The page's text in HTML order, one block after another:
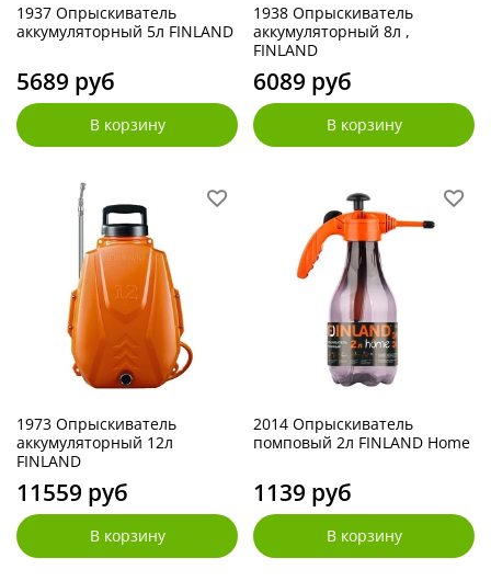
1937 Опрыскиватель
аккумуляторный 5л FINLAND
5689 руб
В корзину
1938 Опрыскиватель
аккумуляторный 8л ,
FINLAND
6089 руб
В корзину
1973 Опрыскиватель
аккумуляторный 12л
FINLAND
11559 руб
В корзину
2014 Опрыскиватель
помповый 2л FINLAND Home
1139 руб
В корзину